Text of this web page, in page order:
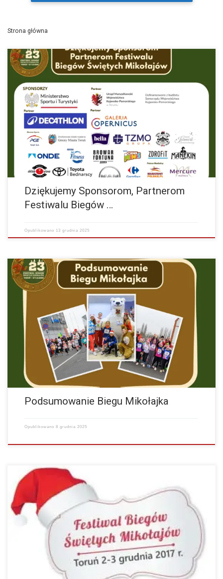
Strona główna
Festiwal Biegów Świętych Mikołajów Zapisz się Nasze Socialmedia
Instagram Facebook…więcej
Dziękujemy Sponsorom, Partnerom
Festiwalu Biegów …
Opublikowano 13 grudnia 2025
Festiwal Biegów Świętych Mikołajów Zapisz się Nasze Socialmedia
Instagram Facebook Bieg Mikołajka, który odbył się w Mikołajki – 6
grudnia 2025 roku – przyniósł ogrom…więcej
Podsumowanie Biegu Mikołajka
Opublikowano8 grudnia 2025
Mamy dla Was przeprosiny za skrócony dystans półmaratonu.
Robiliśmy wszystko, żeby było idealnie, ale… ludzki błąd zrobił swoje.
Nasz dowódca źle rozstawił wolontariusza w lesie,…więcej